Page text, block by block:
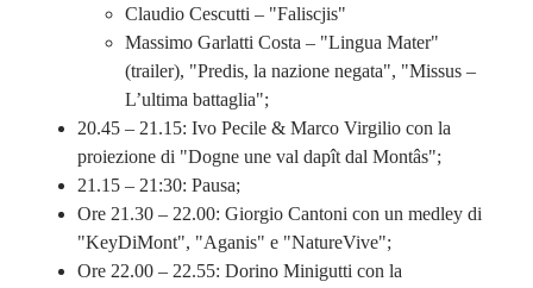
Claudio Cescutti – "Faliscjis"
Massimo Garlatti Costa – "Lingua Mater"
(trailer), "Predis, la nazione negata", "Missus –
L’ultima battaglia";
20.45 – 21.15: Ivo Pecile & Marco Virgilio con la
proiezione di "Dogne une val dapît dal Montâs";
21.15 – 21:30: Pausa;
Ore 21.30 – 22.00: Giorgio Cantoni con un medley di
"KeyDiMont", "Aganis" e "NatureVive";
Ore 22.00 – 22.55: Dorino Minigutti con la